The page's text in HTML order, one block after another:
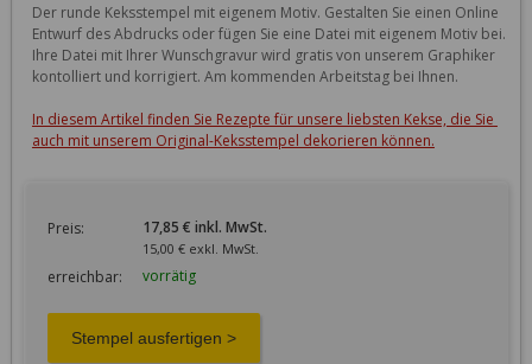
Der runde Keksstempel mit eigenem Motiv. Gestalten Sie einen Online
Entwurf des Abdrucks oder fügen Sie eine Datei mit eigenem Motiv bei.
Ihre Datei mit Ihrer Wunschgravur wird gratis von unserem Graphiker
kontolliert und korrigiert. Am kommenden Arbeitstag bei Ihnen.
In diesem Artikel finden Sie Rezepte für unsere liebsten Kekse, die Sie
auch mit unserem Original-Keksstempel dekorieren können.
Preis: 17,85 € inkl. MwSt.
15,00 € exkl. MwSt.
erreichbar: vorrätig